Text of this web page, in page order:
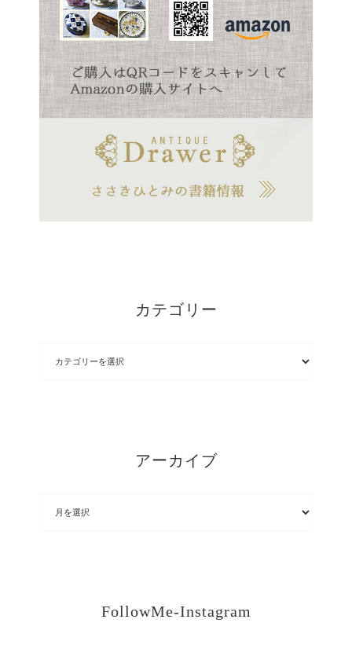
カテゴリー
アーカイブ
FollowMe-Instagram